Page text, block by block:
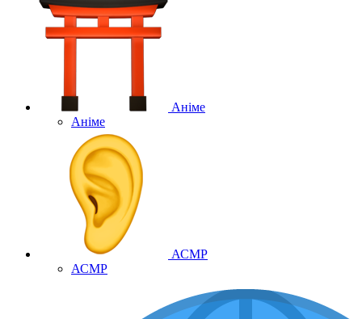
Аніме
Аніме
АСМР
АСМР